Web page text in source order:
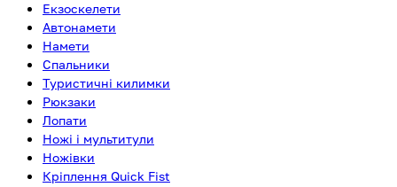
Екзоскелети
Автонамети
Намети
Спальники
Туристичні килимки
Рюкзаки
Лопати
Ножі і мультитули
Ножівки
Кріплення Quick Fist